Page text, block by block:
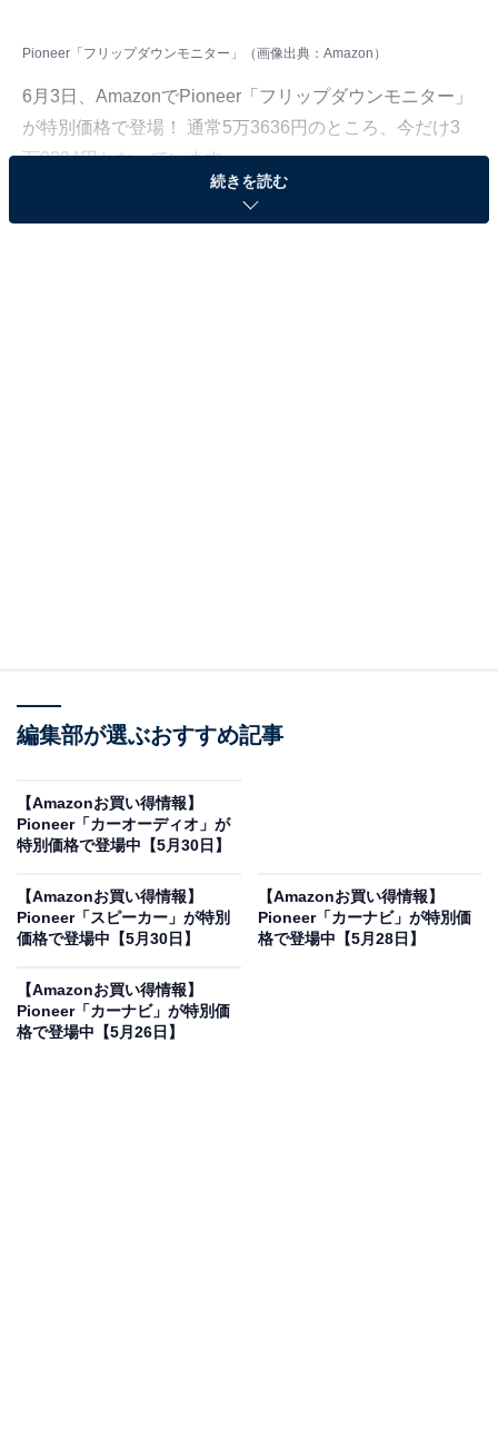
Pioneer「フリップダウンモニター」（画像出典：Amazon）
6月3日、 AmazonでPioneer「フリップダウンモニター」
が特別価格で登場！ 通常5万3636円のところ、今だけ3
万9394円となっています。
そのほかにも注目の商品がラインナップされているので,
いもの部
のがもっと楽しく、もっとお得になる情報をお届け。編集部員によ
る独自レビューなど、ここでしか手に入らない情報も満載です。
※本記事で紹介している商品の購入やサービスの利用により、売上の一部が
オールアバウトに還元されることがあります。
Pioneerの「フリップダウンモニター」が限定価格
に！ 27％オフで登場
続きを読む
編集部が選ぶおすすめ記事
【Amazonお買い得情報】
Pioneer「カーオーディオ」が
特別価格で登場中【5月30日】
【Amazonお買い得情報】
Pioneer「スピーカー」が特別
価格で登場中【5月30日】
【Amazonお買い得情報】
Pioneer「カーナビ」が特別価
格で登場中【5月28日】
【Amazonお買い得情報】
Pioneer「カーナビ」が特別価
格で登場中【5月26日】